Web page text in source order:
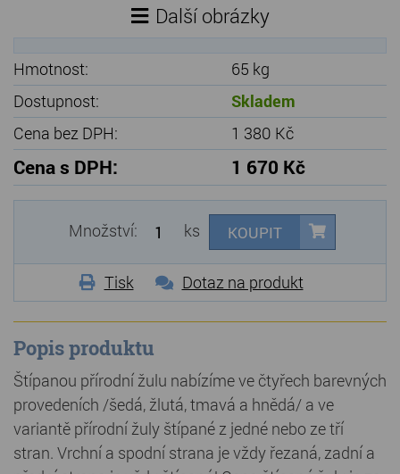
Štípané kamenné obklady
Dárkové předměty z přírodního kamene
Gabiony, gabionový kámen
Údržba a čištění kamene
Další obrázky
Hmotnost:
65 kg
Dostupnost:
Skladem
Cena bez DPH:
1 380 Kč
Cena s DPH: 1 670 Kč
Množství: ks KOUPIT
Tisk Dotaz na produkt
Popis produktu
Štípanou přírodní žulu nabízíme ve čtyřech barevných
provedeních /šedá, žlutá, tmavá a hnědá/ a ve
variantě přírodní žuly štípané z jedné nebo ze tří
stran. Vrchní a spodní strana je vždy řezaná, zadní a